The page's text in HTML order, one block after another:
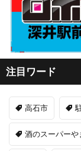
注目ワード
高石市
酒のスーパーや